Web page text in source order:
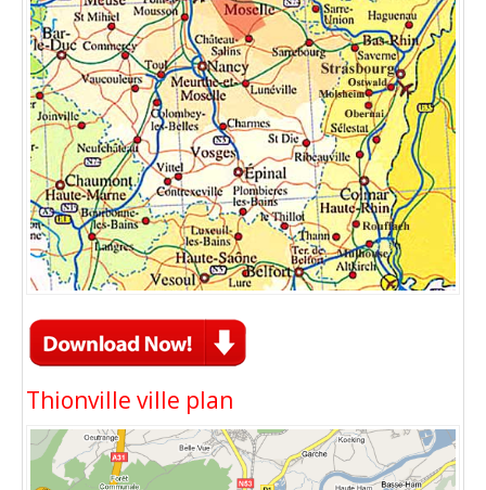
Thionville ville plan